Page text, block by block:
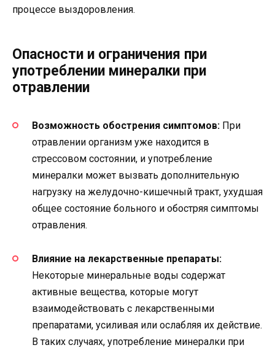
процессе выздоровления.
Опасности и ограничения при
употреблении минералки при
отравлении
Возможность обострения симптомов: При
отравлении организм уже находится в
стрессовом состоянии, и употребление
минералки может вызвать дополнительную
нагрузку на желудочно-кишечный тракт, ухудшая
общее состояние больного и обостряя симптомы
отравления.
Влияние на лекарственные препараты:
Некоторые минеральные воды содержат
активные вещества, которые могут
взаимодействовать с лекарственными
препаратами, усиливая или ослабляя их действие.
В таких случаях, употребление минералки при